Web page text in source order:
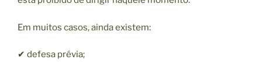
Em muitos casos, ainda existem:
✔ defesa prévia;